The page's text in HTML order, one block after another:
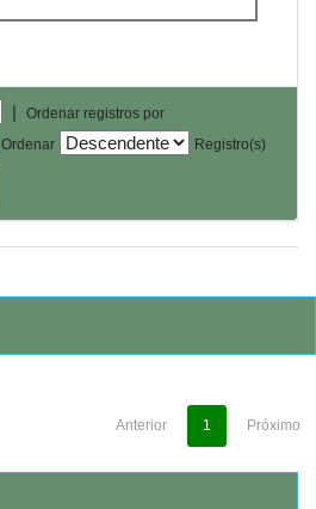
|
Ordenar registros por
Ordenar
Registro(s)
Anterior 1 Próximo